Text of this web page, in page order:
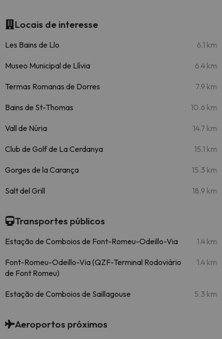
Locais de interesse
Les Bains de Llo 6.1 km
Museo Municipal de Llívia 6.4 km
Termas Romanas de Dorres 7.9 km
Bains de St-Thomas 10.6 km
Vall de Núria 14.7 km
Club de Golf de La Cerdanya 15.1 km
Gorges de la Carança 15.3 km
Salt del Grill 18.9 km
Transportes públicos
Estação de Comboios de Font-Romeu-Odeillo-Via 1.4 km
Font-Romeu-Odeillo-Via (QZF-Terminal Rodoviário
de Font Romeu)
1.4 km
Estação de Comboios de Saillagouse 5.3 km
Aeroportos próximos